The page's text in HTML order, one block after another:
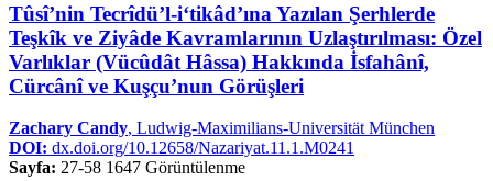
Tûsî’nin Tecrîdü’l-i‘tikâd’ına Yazılan Şerhlerde
Teşkîk ve Ziyâde Kavramlarının Uzlaştırılması: Özel
Varlıklar (Vücûdât Hâssa) Hakkında İsfahânî,
Cürcânî ve Kuşçu’nun Görüşleri
Zachary Candy, Ludwig-Maximilians-Universität München
DOI: dx.doi.org/10.12658/Nazariyat.11.1.M0241
Sayfa: 27-58 1647 Görüntülenme